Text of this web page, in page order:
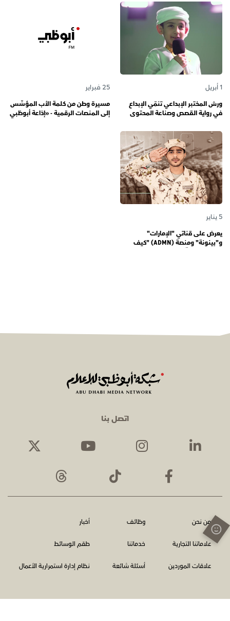
1 أبريل
ورش المختبر الإبداعي تنمّي الإبداع
في رواية القصص وصناعة المحتوى
الصغار
25 فبراير
مسيرة وطن من كلمة الأب المؤسِّس
إلى المنصات الرقمية - «إذاعة أبوظبي
5 يناير
يعرض على قناتي "الإمارات"
و"بينونة" ومنصة (ADMN) "كيف
اتصل بنا
من نحن وظائف أخبار
علاماتنا التجارية خدماتنا طقم الوسائط
علاقات الموردين أسئلة شائعة نظام إدارة استمرارية الأعمال